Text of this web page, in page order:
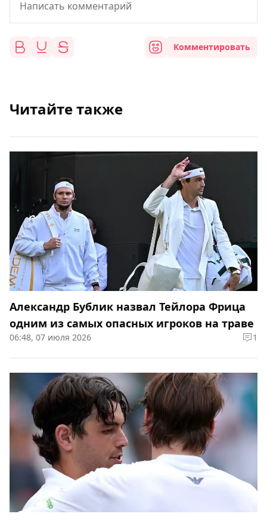
Комментировать
Читайте также
Александр Бублик назвал Тейлора Фрица
одним из самых опасных игроков на траве
06:48, 07 июля 2026 1